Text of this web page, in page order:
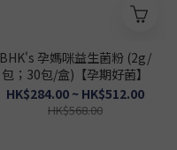
BHK's 孕媽咪益生菌粉 (2g/
包；30包/盒)【孕期好菌】
HK$284.00 ~ HK$512.00
HK$568.00